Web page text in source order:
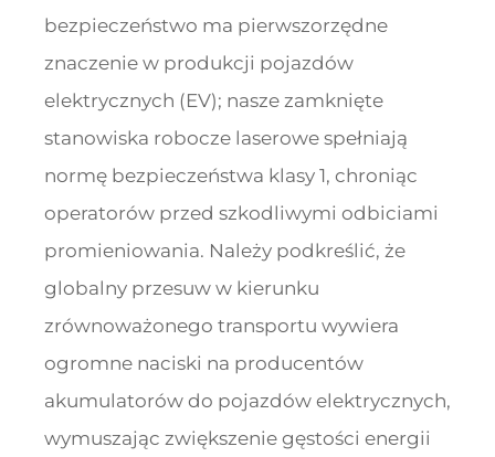
bezpieczeństwo ma pierwszorzędne
znaczenie w produkcji pojazdów
elektrycznych (EV); nasze zamknięte
stanowiska robocze laserowe spełniają
normę bezpieczeństwa klasy 1, chroniąc
operatorów przed szkodliwymi odbiciami
promieniowania. Należy podkreślić, że
globalny przesuw w kierunku
zrównoważonego transportu wywiera
ogromne naciski na producentów
akumulatorów do pojazdów elektrycznych,
wymuszając zwiększenie gęstości energii